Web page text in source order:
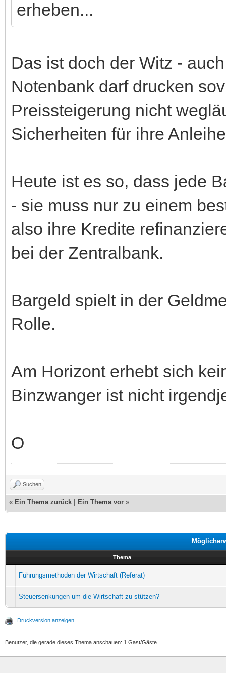
erheben...
Das ist doch der Witz -
Notenbank darf drucken
Preissteigerung nicht
Sicherheiten für ihre
Heute ist es so, dass jede
- sie muss nur zu einem
also ihre Kredite
bei der Zentralbank.
Bargeld spielt in der
Rolle.
Am Horizont erhebt sich
Binzwanger ist nicht
O
Suchen
« Ein Thema zurück Ein Thema vor »
Thema
Führungsmethoden der Wirtschaft (Referat)
Steuersenkungen um die Wirtschaft zu stützen?
Druckversion anzeigen
Benutzer, die gerade dieses Thema anschauen: 1 Gast/Gäste